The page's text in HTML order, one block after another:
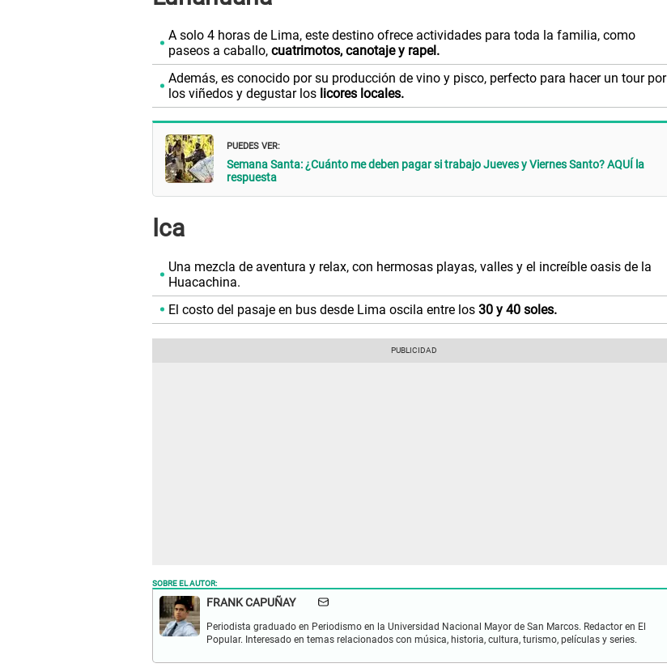
A solo 4 horas de Lima, este destino ofrece actividades para toda la familia, como
paseos a caballo, cuatrimotos, canotaje y rapel.
Además, es conocido por su producción de vino y pisco, perfecto para hacer un tour por
los viñedos y degustar los licores locales.
PUEDES VER:
Semana Santa: ¿Cuánto me deben pagar si trabajo Jueves y Viernes Santo? AQUÍ la
respuesta
Ica
Una mezcla de aventura y relax, con hermosas playas, valles y el increíble oasis de la
Huacachina.
El costo del pasaje en bus desde Lima oscila entre los 30 y 40 soles.
SOBRE EL AUTOR:
FRANK CAPUÑAY
Periodista graduado en Periodismo en la Universidad Nacional Mayor de San Marcos. Redactor en El
Popular. Interesado en temas relacionados con música, historia, cultura, turismo, películas y series.